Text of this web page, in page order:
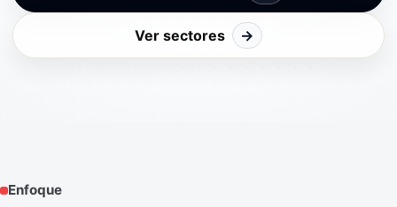
Ver sectores →
Enfoque